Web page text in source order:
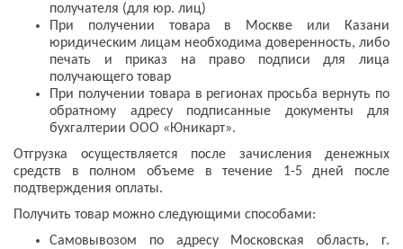
получателя (для юр. лиц)
При получении товара в Москве или Казани
юридическим лицам необходима доверенность, либо
печать и приказ на право подписи для лица
получающего товар
При получении товара в регионах просьба вернуть по
обратному адресу подписанные документы для
бухгалтерии ООО «Юникарт».
Отгрузка осуществляется после зачисления денежных
средств в полном объеме в течение 1-5 дней после
подтверждения оплаты.
Получить товар можно следующими способами:
Самовывозом по адресу Московская область, г.